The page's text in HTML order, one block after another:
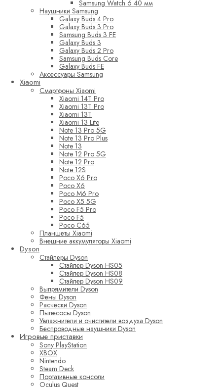
Samsung Watch 6 40 мм
Наушники Samsung
Galaxy Buds 4 Pro
Galaxy Buds 3 Pro
Samsung Buds 3 FE
Galaxy Buds 3
Galaxy Buds 2 Pro
Samsung Buds Core
Galaxy Buds FE
Аксессуары Samsung
Xiaomi
Смартфоны Xiaomi
Xiaomi 14T Pro
Xiaomi 13T Pro
Xiaomi 13T
Xiaomi 13 Lite
Note 13 Pro 5G
Note 13 Pro Plus
Note 13
Note 12 Pro 5G
Note 12 Pro
Note 12S
Poco X6 Pro
Poco X6
Poco M6 Pro
Poco X5 5G
Poco F5 Pro
Poco F5
Poco C65
Планшеты Xiaomi
Внешние аккумуляторы Xiaomi
Dyson
Стайлеры Dyson
Стайлер Dyson HS05
Стайлер Dyson HS08
Стайлер Dyson HS09
Выпрямители Dyson
Фены Dyson
Расчески Dyson
Пылесосы Dyson
Увлажнители и очистители воздуха Dyson
Беспроводные наушники Dyson
Игровые приставки
Sony PlayStation
XBOX
Nintendo
Steam Deck
Портативные консоли
Oculus Quest